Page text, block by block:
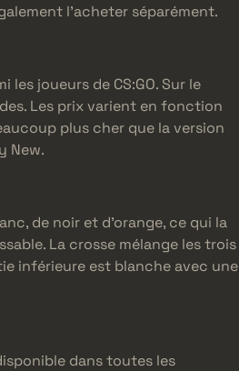
l’acheter séparément.
joueurs de CS:GO. Sur le
Les prix varient en fonction
plus cher que la version
New.
de noir et d’orange, ce qui la
La crosse mélange les trois
inférieure est blanche avec une
dans toutes les